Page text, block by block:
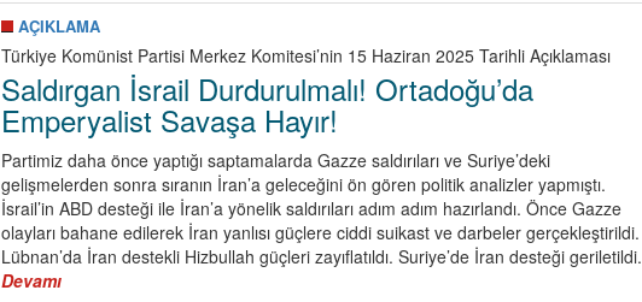
Çavdar)
Yoldaşı
Kaybettik
AÇIKLAMA
Türkiye Komünist Partisi Merkez Komitesi’nin 15 Haziran 2025 Tarihli Açıklaması
Saldırgan İsrail Durdurulmalı! Ortadoğu’da
Emperyalist Savaşa Hayır!
Partimiz daha önce yaptığı saptamalarda Gazze saldırıları ve Suriye’deki
gelişmelerden sonra sıranın İran’a geleceğini ön gören politik analizler yapmıştı.
İsrail’in ABD desteği ile İran’a yönelik saldırıları adım adım hazırlandı. Önce Gazze
olayları bahane edilerek İran yanlısı güçlere ciddi suikast ve darbeler gerçekleştirildi.
Lübnan’da İran destekli Hizbullah güçleri zayıflatıldı. Suriye’de İran desteği geriletildi.
Devamı